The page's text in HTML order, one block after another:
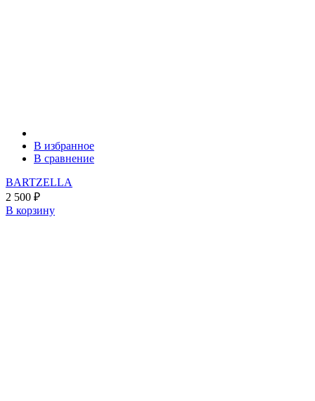
В избранное
В сравнение
BARTZELLA
2 500 ₽
В корзину